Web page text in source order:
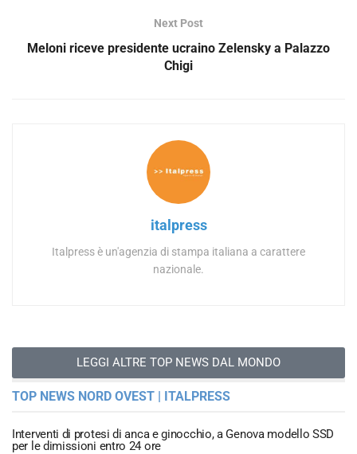
Next Post
Meloni riceve presidente ucraino Zelensky a Palazzo
Chigi
italpress
Italpress è un'agenzia di stampa italiana a carattere
nazionale.
LEGGI ALTRE TOP NEWS DAL MONDO
TOP NEWS NORD OVEST | ITALPRESS
Interventi di protesi di anca e ginocchio, a Genova modello SSD
per le dimissioni entro 24 ore